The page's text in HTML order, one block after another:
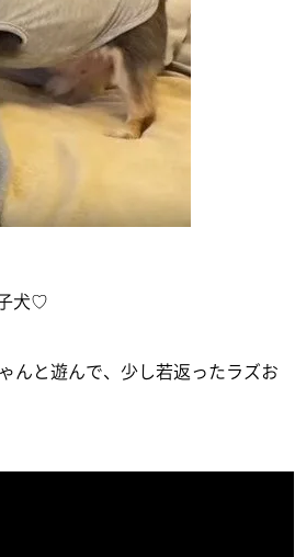
犬♡
と遊んで、少し若返ったラズお